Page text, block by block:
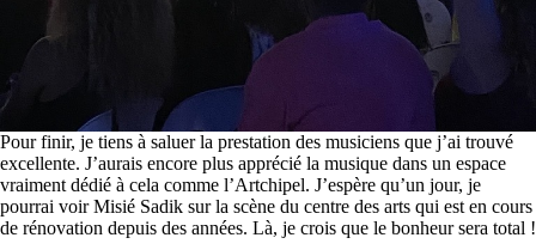
Pour finir, je tiens à saluer la prestation des musiciens que j’ai trouvé
excellente. J’aurais encore plus apprécié la musique dans un espace
vraiment dédié à cela comme l’Artchipel. J’espère qu’un jour, je
pourrai voir Misié Sadik sur la scène du centre des arts qui est en cours
de rénovation depuis des années. Là, je crois que le bonheur sera total !